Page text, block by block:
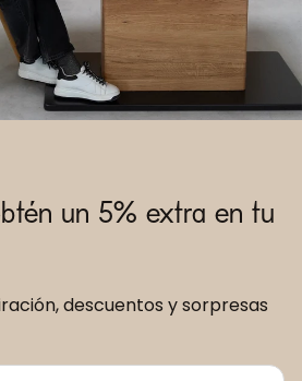
un 5% extra en tu
descuentos y sorpresas